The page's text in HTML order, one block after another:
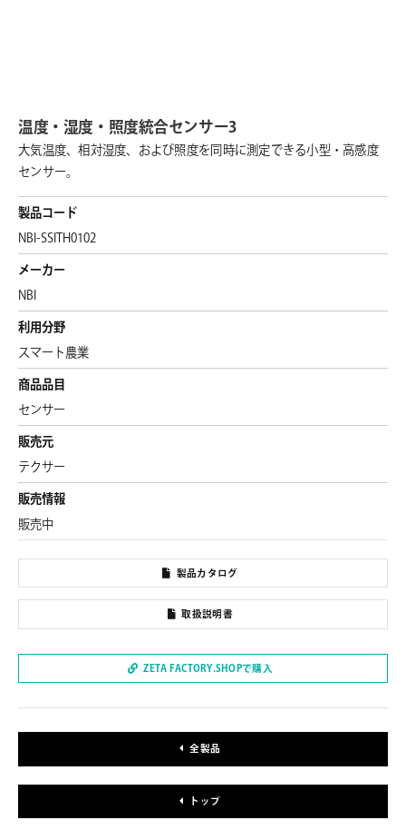
温度・湿度・照度統合センサー3
大気温度、相対湿度、および照度を同時に測定できる小型・高感度
センサー。
製品コード
NBI-SSITH0102
メーカー
NBI
利用分野
スマート農業
商品品目
センサー
販売元
テクサー
販売情報
販売中
製品カタログ
取扱説明書
ZETA FACTORY.SHOPで購入
全製品
トップ